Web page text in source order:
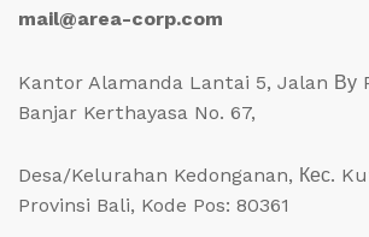
mail@area-corp.com
Kantor Alamanda Lantai 5, Jalan Ву
Banjar Kerthayasa No. 67,
Desa/Kelurahan Kedonganan, Кес.
Provinsi Bali, Kode Pos: 80361